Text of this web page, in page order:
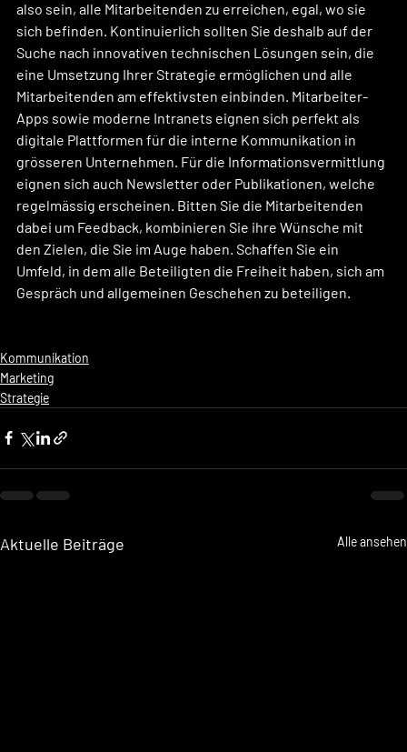
also sein, alle Mitarbeitenden zu erreichen, egal, wo sie
sich befinden. Kontinuierlich sollten Sie deshalb auf der
Suche nach innovativen technischen Lösungen sein, die
eine Umsetzung Ihrer Strategie ermöglichen und alle
Mitarbeitenden am effektivsten einbinden. Mitarbeiter-
Apps sowie moderne Intranets eignen sich perfekt als
digitale Plattformen für die interne Kommunikation in
grösseren Unternehmen. Für die Informationsvermittlung
eignen sich auch Newsletter oder Publikationen, welche
regelmässig erscheinen. Bitten Sie die Mitarbeitenden
dabei um Feedback, kombinieren Sie ihre Wünsche mit
den Zielen, die Sie im Auge haben. Schaffen Sie ein
Umfeld, in dem alle Beteiligten die Freiheit haben, sich am
Gespräch und allgemeinen Geschehen zu beteiligen.
Kommunikation
Marketing
Strategie
Aktuelle Beiträge Alle ansehen